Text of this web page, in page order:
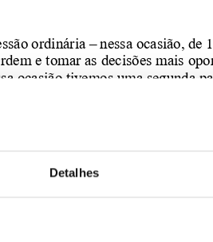
Detalhes